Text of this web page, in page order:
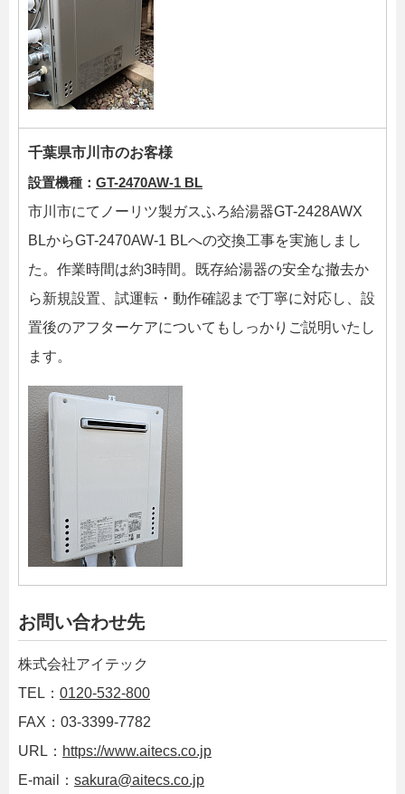
千葉県市川市のお客様
設置機種： GT-2470AW-1 BL
市川市にてノーリツ製ガスふろ給湯器GT-2428AWX
BLからGT-2470AW-1 BLへの交換工事を実施しまし
た。作業時間は約3時間。既存給湯器の安全な撤去か
ら新規設置、試運転・動作確認まで丁寧に対応し、設
置後のアフターケアについてもしっかりご説明いたし
ます。
お問い合わせ先
株式会社アイテック
TEL： 0120-532-800
FAX：03-3399-7782
URL： https://www.aitecs.co.jp
E-mail： sakura@aitecs.co.jp